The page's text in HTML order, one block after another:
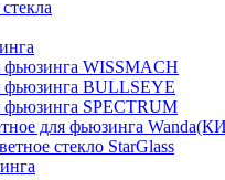
фьюзинга WISSMACH
фьюзинга BULLSEYE
фьюзинга SPECTRUM
для фьюзинга
стекло StarGlass